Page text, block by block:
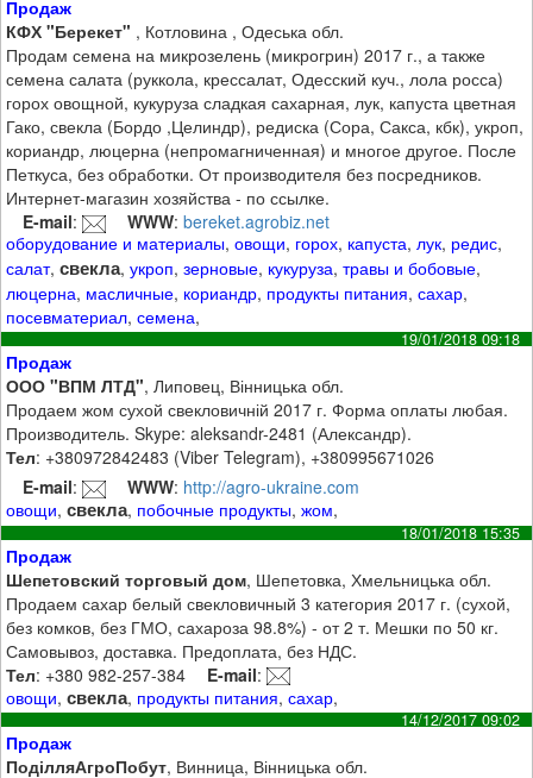
Продаж
КФХ "Берекет" , Котловина , Одеська обл.
Продам семена на микрозелень (микрогрин) 2017 г., а также
семена салата (руккола, крессалат, Одесский куч., лола росса)
горох овощной, кукуруза сладкая сахарная, лук, капуста цветная
Гако, свекла (Бордо ,Целиндр), редиска (Сора, Сакса, кбк), укроп,
кориандр, люцерна (непромагниченная) и многое другое. После
Петкуса, без обработки. От производителя без посредников.
Интернет-магазин хозяйства - по ссылке.
E-mail: WWW:bereket.agrobiz.net
оборудование и материалы,овощи, горох, капуста,лук, редис,
салат,свекла,укроп,зерновые, кукуруза,травы и бобовые,
люцерна, масличные, кориандр, продукты питания,сахар,
посевматериал,семена,
19/01/2018 09:18
Продаж
ООО "ВПМ ЛТД", Липовец, Вінницька обл.
Продаем жом сухой свекловичній 2017 г. Форма оплаты любая.
Производитель. Skype: aleksandr-2481 (Александр).
Тел: +380972842483 (Viber Telegram), +380995671026
E-mail: WWW: http://agro-ukraine.com
овощи,свекла, побочные продукты,жом,
18/01/2018 15:35
Продаж
Шепетовский торговый дом, Шепетовка, Хмельницька обл.
Продаем сахар белый свекловичный 3 категория 2017 г. (сухой,
без комков, без ГМО, сахароза 98.8%) - от 2 т. Мешки по 50 кг.
Самовывоз, доставка. Предоплата, без НДС.
Тел: +380 982-257-384 E-mail:
овощи,свекла, продукты питания,сахар,
14/12/2017 09:02
Продаж
ПоділляАгроПобут, Винница, Вінницька обл.